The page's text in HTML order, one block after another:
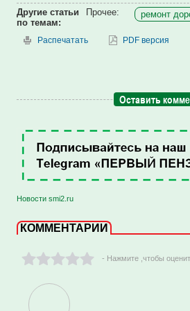
Другие статьи
по темам:
Прочее: ремонт
Распечатать PDF версия
Оставить
Новости smi2.ru
КОММЕНТАРИИ
- Нажмите ,чтобы